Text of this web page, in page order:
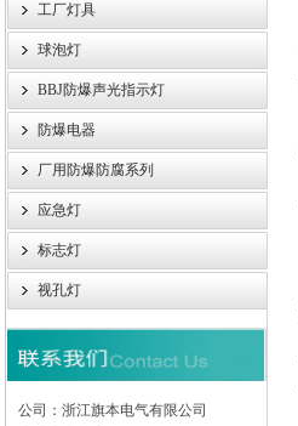
工厂灯具
球泡灯
BBJ防爆声光指示灯
防爆电器
厂用防爆防腐系列
应急灯
标志灯
视孔灯
公司：浙江旗本电气有限公司